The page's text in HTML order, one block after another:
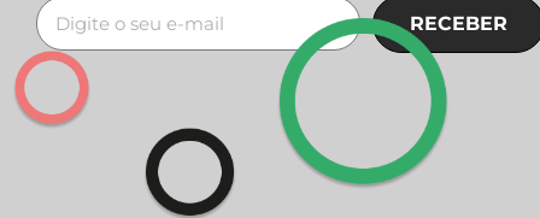
RECEBER